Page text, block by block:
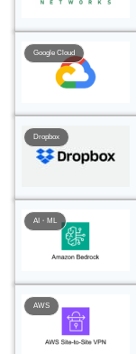
Google Cloud
Dropbox
AI・ML
AWS